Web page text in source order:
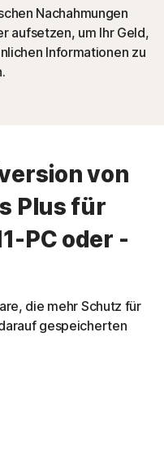
Nachahmungen
aufsetzen, um Ihr Geld,
Informationen zu
.
von
Plus für
PC oder -
die mehr Schutz für
gespeicherten